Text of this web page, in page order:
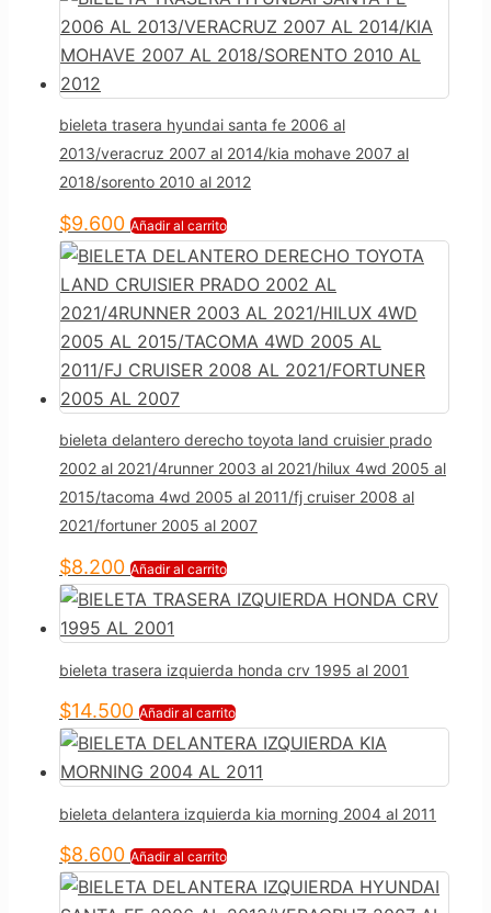
bieleta trasera hyundai santa fe 2006 al
2013/veracruz 2007 al 2014/kia mohave 2007 al
2018/sorento 2010 al 2012
$9.600 Añadir al carrito
bieleta delantero derecho toyota land cruisier prado
2002 al 2021/4runner 2003 al 2021/hilux 4wd 2005 al
2015/tacoma 4wd 2005 al 2011/fj cruiser 2008 al
2021/fortuner 2005 al 2007
$8.200 Añadir al carrito
bieleta trasera izquierda honda crv 1995 al 2001
$14.500 Añadir al carrito
bieleta delantera izquierda kia morning 2004 al 2011
$8.600 Añadir al carrito